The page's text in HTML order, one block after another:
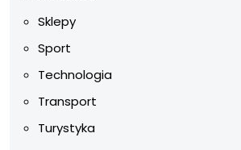
Sklepy
Sport
Technologia
Transport
Turystyka